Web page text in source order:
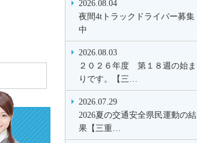
2026.08.04
夜間4tトラックドライバー募集
中
2026.08.03
２０２６年度 第１８週の始ま
りです。【三…
2026.07.29
2026夏の交通安全県民運動の結
果【三重…